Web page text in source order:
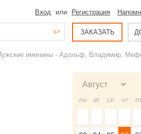
Вход или Регистрация
ЗАКАЗАТЬ
именины - Адольф, Владимир,
ПН ВТ СР ЧТ